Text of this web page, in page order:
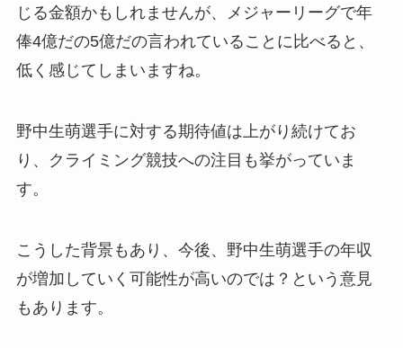
じる金額かもしれませんが、メジャーリーグで年
俸4億だの5億だの言われていることに比べると、
低く感じてしまいますね。
野中生萌選手に対する期待値は上がり続けてお
り、クライミング競技への注目も挙がっていま
す。
こうした背景もあり、今後、野中生萌選手の年収
が増加していく可能性が高いのでは？という意見
もあります。